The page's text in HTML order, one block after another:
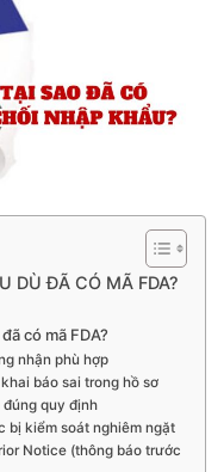
DÙ ĐÃ CÓ MÃ FDA?
có mã FDA?
nhận phù hợp
báo sai trong hồ sơ
quy định
bị kiểm soát nghiêm ngặt
Notice (thông báo trước